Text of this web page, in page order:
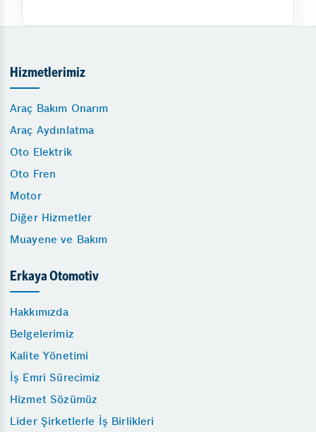
Hizmetlerimiz
Araç Bakım Onarım
Araç Aydınlatma
Oto Elektrik
Oto Fren
Motor
Diğer Hizmetler
Muayene ve Bakım
Erkaya Otomotiv
Hakkımızda
Belgelerimiz
Kalite Yönetimi
İş Emri Sürecimiz
Hizmet Sözümüz
Lider Şirketlerle İş Birlikleri